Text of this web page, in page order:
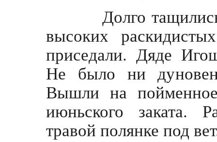
Долго тащились
высоких
приседали. Дяде
Не было ни
Вышли на
июньского заката.
травой полянке под